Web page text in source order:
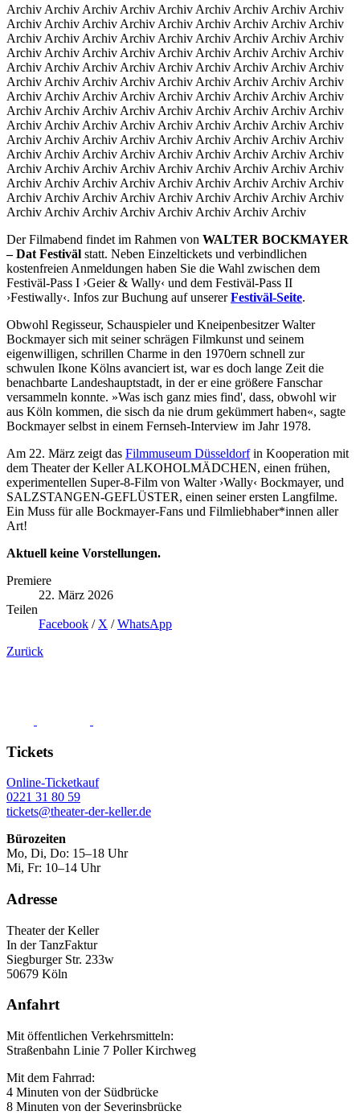
Archiv Archiv Archiv Archiv Archiv Archiv Archiv Archiv Archiv
Archiv Archiv Archiv Archiv Archiv Archiv Archiv Archiv Archiv
Archiv Archiv Archiv Archiv Archiv Archiv Archiv Archiv Archiv
Archiv Archiv Archiv Archiv Archiv Archiv Archiv Archiv Archiv
Archiv Archiv Archiv Archiv Archiv Archiv Archiv Archiv Archiv
Archiv Archiv Archiv Archiv Archiv Archiv Archiv Archiv Archiv
Archiv Archiv Archiv Archiv Archiv Archiv Archiv Archiv Archiv
Archiv Archiv Archiv Archiv Archiv Archiv Archiv Archiv Archiv
Archiv Archiv Archiv Archiv Archiv Archiv Archiv Archiv Archiv
Archiv Archiv Archiv Archiv Archiv Archiv Archiv Archiv Archiv
Archiv Archiv Archiv Archiv Archiv Archiv Archiv Archiv Archiv
Archiv Archiv Archiv Archiv Archiv Archiv Archiv Archiv Archiv
Archiv Archiv Archiv Archiv Archiv Archiv Archiv Archiv Archiv
Archiv Archiv Archiv Archiv Archiv Archiv Archiv Archiv Archiv
Archiv Archiv Archiv Archiv Archiv Archiv Archiv Archiv
Der Filmabend findet im Rahmen von WALTER BOCKMAYER
– Dat Festiväl statt. Neben Einzeltickets und verbindlichen
kostenfreien Anmeldungen haben Sie die Wahl zwischen dem
Festiväl-Pass I ›Geier & Wally‹ und dem Festiväl-Pass II
›Festiwally‹. Infos zur Buchung auf unsererFestiväl-Seite.
Obwohl Regisseur, Schauspieler und Kneipenbesitzer Walter
Bockmayer sich mit seiner schrägen Filmkunst und seinem
eigenwilligen, schrillen Charme in den 1970ern schnell zur
schwulen Ikone Kölns avanciert ist, war es doch lange Zeit die
benachbarte Landeshauptstadt, in der er eine größere Fanschar
versammeln konnte. »Was isch ganz mies find', dass, obwohl wir
aus Köln kommen, die sisch da nie drum gekümmert haben«, sagte
Bockmayer selbst in einem Fernseh-Interview im Jahr 1978.
Am 22. März zeigt das Filmmuseum Düsseldorfin Kooperation mit
dem Theater der Keller ALKOHOLMÄDCHEN, einen frühen,
experimentellen Super-8-Film von Walter ›Wally‹ Bockmayer, und
SALZSTANGEN-GEFLÜSTER, einen seiner ersten Langfilme.
Ein Muss für alle Bockmayer-Fans und Filmliebhaber*innen aller
Art!
Aktuell keine Vorstellungen.
Premiere
22. März 2026
Teilen
Facebook / X /WhatsApp
Zurück
Tickets
Online-Ticketkauf
0221 31 80 59
tickets@theater-der-keller.de
Bürozeiten
Mo, Di, Do: 15–18 Uhr
Mi, Fr: 10–14 Uhr
Adresse
Theater der Keller
In der TanzFaktur
Siegburger Str. 233w
50679 Köln
Anfahrt
Mit öffentlichen Verkehrsmitteln:
Straßenbahn Linie 7 Poller Kirchweg
Mit dem Fahrrad:
4 Minuten von der Südbrücke
8 Minuten von der Severinsbrücke